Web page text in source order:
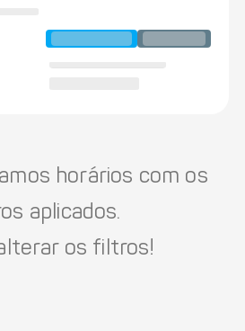
horários com os
aplicados.
os filtros!